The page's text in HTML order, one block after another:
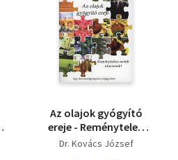
Az olajok gyógyító
ereje - Reménytelen
esetek nincsenek
Dr. Kovács József